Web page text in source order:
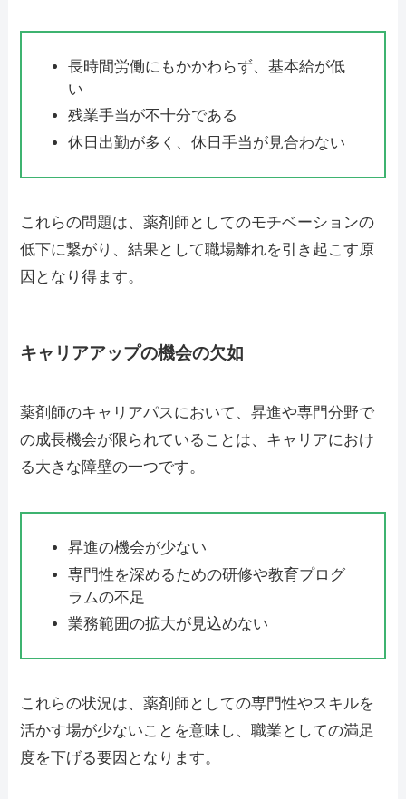
長時間労働にもかかわらず、基本給が低
い
残業手当が不十分である
休日出勤が多く、休日手当が見合わない
これらの問題は、薬剤師としてのモチベーションの
低下に繋がり、結果として職場離れを引き起こす原
因となり得ます。
キャリアアップの機会の欠如
薬剤師のキャリアパスにおいて、昇進や専門分野で
の成長機会が限られていることは、キャリアにおけ
る大きな障壁の一つです。
昇進の機会が少ない
専門性を深めるための研修や教育プログ
ラムの不足
業務範囲の拡大が見込めない
これらの状況は、薬剤師としての専門性やスキルを
活かす場が少ないことを意味し、職業としての満足
度を下げる要因となります。